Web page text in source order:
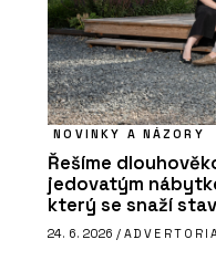
NOVINKY A NÁZORY
Řešíme
jedovatým
který se snaží
24. 6. 2026 /